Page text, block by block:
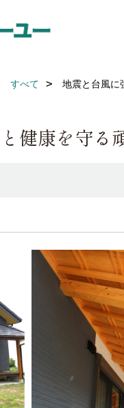
すべて 地震と台風に
健康を守る